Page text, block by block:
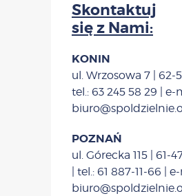
Skontaktuj
się z Nami:
KONIN
ul. Wrzosowa 7 | 62-
tel.: 63 245 58 29 | e-
POZNAŃ
ul. Górecka 115 | 61-
| tel.: 61 887-11-66 |